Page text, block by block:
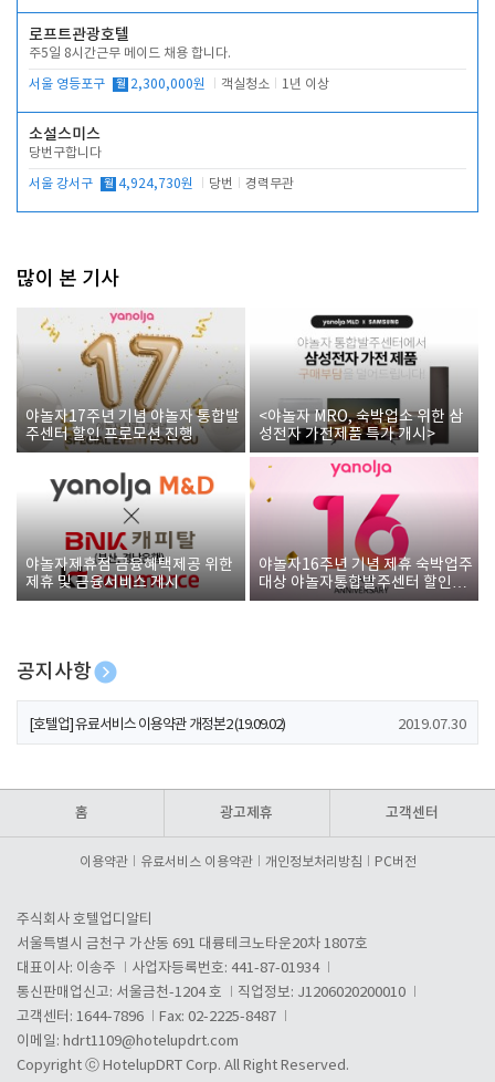
로프트관광호텔
주5일 8시간근무 메이드 채용 합니다.
서울 영등포구 월 2,300,000원 객실청소 1년 이상
소설스미스
당번구합니다
서울 강서구 월 4,924,730원 당번 경력무관
많이 본 기사
야놀자17주년 기념 야놀자 통합발
주센터 할인 프로모션 진행
<야놀자 MRO, 숙박업소 위한 삼
성전자 가전제품 특가 개시>
야놀자제휴점 금융혜택제공 위한
제휴 및 금융서비스 게시
야놀자16주년 기념 제휴 숙박업주
대상 야놀자통합발주센터 할인쿠
폰 증정
공지사항
[호텔업] 개인정보 처리방침 개정본1 (19.09.02)
[호텔업] 유료서비스 이용약관 개정본2 (19.09.02) 2019.07.30
홈 광고제휴 고객센터
이용약관 유료서비스 이용약관 개인정보처리방침 PC버전
주식회사 호텔업디알티
서울특별시 금천구 가산동 691 대륭테크노타운20차 1807호
대표이사: 이송주
사업자등록번호: 441-87-01934
통신판매업신고: 서울금천-1204 호
직업정보: J1206020200010
고객센터: 1644-7896
Fax: 02-2225-8487
이메일: hdrt1109@hotelupdrt.com
Copyright ⓒ HotelupDRT Corp. All Right Reserved.